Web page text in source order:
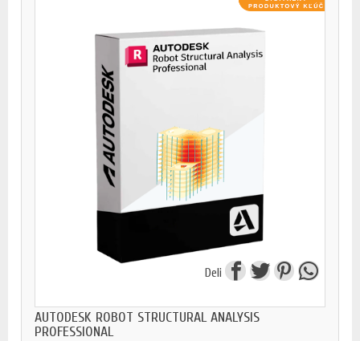
Deli
AUTODESK ROBOT STRUCTURAL ANALYSIS
PROFESSIONAL